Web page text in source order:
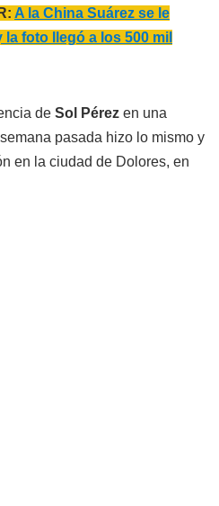
A la China Suárez se le
foto llegó a los 500 mil
de Sol Pérez en una
pasada hizo lo mismo y
en la ciudad de Dolores, en